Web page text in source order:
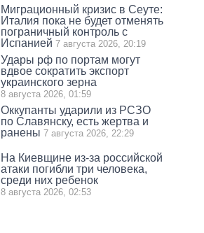
Миграционный кризис в Сеуте:
Италия пока не будет отменять
пограничный контроль с
Испанией 7 августа 2026, 20:19
Удары рф по портам могут
вдвое сократить экспорт
украинского зерна
8 августа 2026, 01:59
Оккупанты ударили из РСЗО
по Славянску, есть жертва и
ранены 7 августа 2026, 22:29
На Киевщине из-за российской
атаки погибли три человека,
среди них ребенок
8 августа 2026, 02:53